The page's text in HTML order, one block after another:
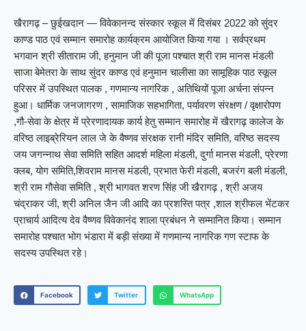
खैरागढ़ – छुईखदान — विवेकानन्द संस्कार स्कूल में दिसंबर 2022 को सुंदर
काण्ड पाठ एवं सम्मान समारोह कार्यक्रम आयोजित किया गया । सर्वप्रथम
भगवान श्री सीताराम जी, हनुमान जी की पूजा पश्चात श्री राम मानस मंडली
साजा बेमेतरा के साथ सुंदर काण्ड एवं हनुमान चालीसा का सामूहिक पाठ स्कूल
परिसर में उपस्थित पालक , गणमान्य नागरिक , अतिथियों पूजा अर्चना संपन्न
हुआ। धार्मिक जनजागरण , सामाजिक सहभागिता, पर्यावरण संरक्षण / वृक्षारोपण
,गौ-सेवा के क्षेत्र में प्रेरणादायक कार्य हेतु सम्मान समारोह में खैरागढ़ कालेज के
वरिष्ठ लाइब्रेरियन लाल जे के वैष्णव संरक्षक रानी मंदिर समिति, वरिष्ठ सदस्य
जय जगन्नाथ सेवा समिति सहित आदर्श महिला मंडली, दुर्गा मानस मंडली, प्रेरणा
क्लब, योग समिति,शिवराम मानस मंडली, प्रभात फेरी मंडली, बजरंग बली मंडली,
श्री राम गौसेवा समिति , श्री भागवत शरण सिंह जी खैरागढ़ , श्री अजय
चंद्राकर जी, श्री अनिल जैन जी आदि का प्रशस्ति पत्र ,शाल श्रीफल भेंटकर
प्राचार्य आदित्य देव वैष्णव विवेकानंद शाला प्रबंधन ने सम्मानित किया। सम्मान
समारोह पश्चात भोग भंडारा में बड़ी संख्या में गणमान्य नागरिक गण स्टाफ के
सदस्य उपस्थित रहे।
Facebook Twitter WhatsApp